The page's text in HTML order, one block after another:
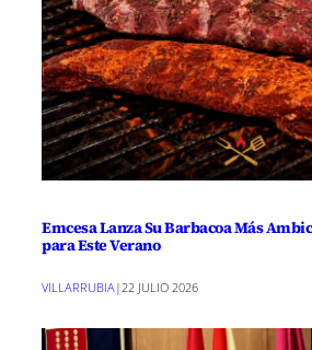
Emcesa Lanza Su Barbacoa Más
para Este Verano
VILLARRUBIA | 22 JULIO 2026